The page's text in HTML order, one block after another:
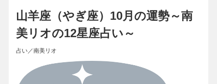
山羊座（やぎ座）10月の運勢～南
美リオの12星座占い～
占い／南美リオ